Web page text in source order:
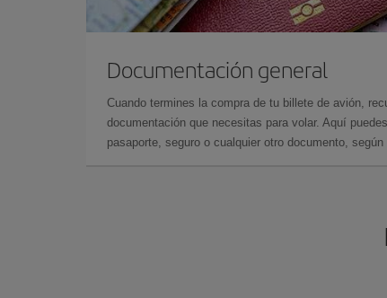
Documentación general
Cuando termines la compra de tu billete de avión,
documentación que necesitas para volar. Aquí
pasaporte, seguro o cualquier otro documento,